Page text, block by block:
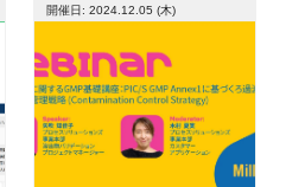
開催日: 2024.12.05 (木)